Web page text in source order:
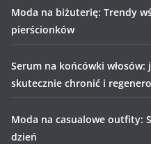
Moda na biżuterię: Trendy
pierścionków
Serum na końcówki
skutecznie chronić i
Moda na casualowe outfity:
dzień